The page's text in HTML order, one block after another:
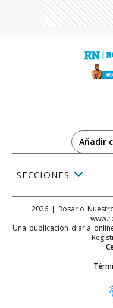
Añadir
SECCIONES
2026| Rosario
www.
Una publicación diaria